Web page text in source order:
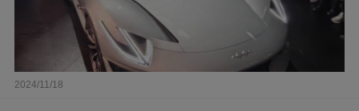
2024/11/18